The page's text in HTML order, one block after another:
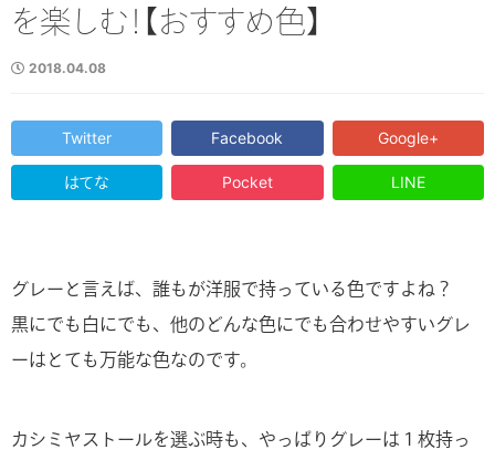
を楽しむ！【おすすめ色】
2018.04.08
Twitter Facebook Google+
はてな Pocket LINE
グレーと言えば、誰もが洋服で持っている色ですよね？
黒にでも白にでも、他のどんな色にでも合わせやすいグレ
ーはとても万能な色なのです。
カシミヤストールを選ぶ時も、やっぱりグレーは１枚持っ